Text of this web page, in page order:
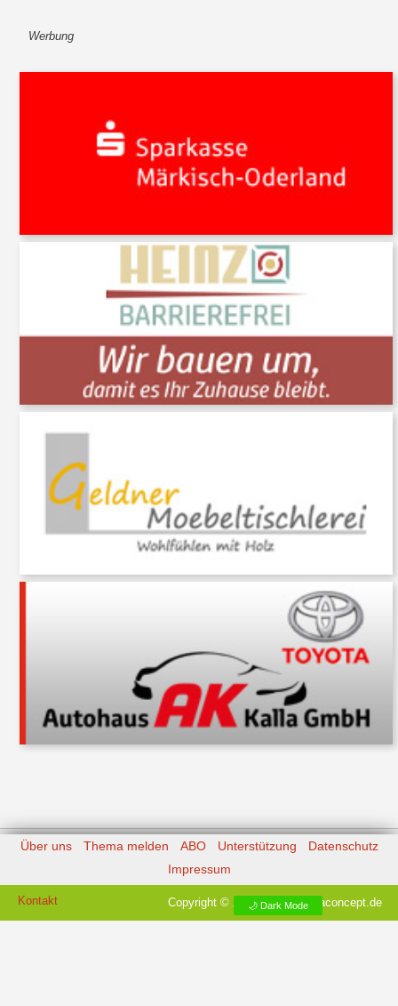
Werbung
Kontakt
Über uns Thema melden ABO Unterstützung
Datenschutz
Impressum
🌙 Dark Mode
Copyright © 2026 |Prinzmediaconcept.de